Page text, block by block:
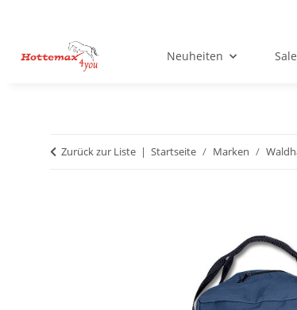
Neuheiten Sale
Zurück zur Liste Startseite Marken